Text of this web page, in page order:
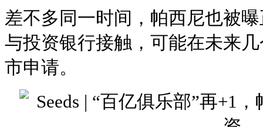
差不多同一时间，帕西尼也被
与投资银行接触，可能在未来
市申请。